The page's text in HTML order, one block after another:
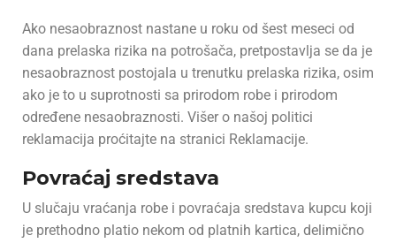
Ako nesaobraznost nastane u roku od šest meseci od
dana prelaska rizika na potrošača, pretpostavlja se da je
nesaobraznost postojala u trenutku prelaska rizika, osim
ako je to u suprotnosti sa prirodom robe i prirodom
određene nesaobraznosti. Višer o našoj politici
reklamacija proćitajte na stranici Reklamacije.
Povraćaj sredstava
U slučaju vraćanja robe i povraćaja sredstava kupcu koji
je prethodno platio nekom od platnih kartica, delimično